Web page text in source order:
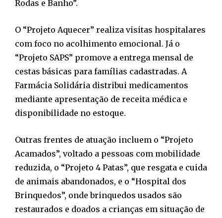
Rodas e Banho”.
O “Projeto Aquecer” realiza visitas hospitalares
com foco no acolhimento emocional. Já o
“Projeto SAPS” promove a entrega mensal de
cestas básicas para famílias cadastradas. A
Farmácia Solidária distribui medicamentos
mediante apresentação de receita médica e
disponibilidade no estoque.
Outras frentes de atuação incluem o “Projeto
Acamados”, voltado a pessoas com mobilidade
reduzida, o “Projeto 4 Patas”, que resgata e cuida
de animais abandonados, e o “Hospital dos
Brinquedos”, onde brinquedos usados são
restaurados e doados a crianças em situação de